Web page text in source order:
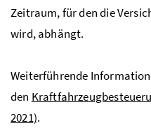
Zeitraum, für den die
wird, abhängt.
Weiterführende
den
2021).